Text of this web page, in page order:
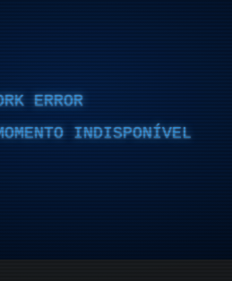
ERROR
INDISPONÍVEL